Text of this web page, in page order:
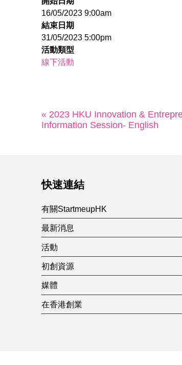
16/05/2023 9:00am
結束日期
31/05/2023 5:00pm
活動類型
線下活動
« 2023 HKU Innovation &
Information Session- English
快速連結
有關StartmeupHK
最新消息
活動
初創資源
媒體
在香港創業